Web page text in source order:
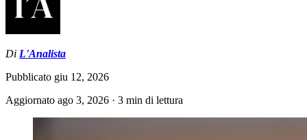
Di L'Analista
Pubblicato giu 12, 2026
Aggiornato ago 3, 2026 · 3 min di lettura